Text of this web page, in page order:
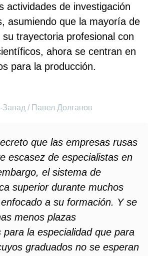
actividades de investigación
asumiendo que la mayoría de
su trayectoria profesional con
ahora se centran en
para la producción.
/ Павел Долганов
que las empresas rusas
escasez de especialistas en
el sistema de
superior durante muchos
a su formación. Y se
menos plazas
para la especialidad que para
graduados no se esperan